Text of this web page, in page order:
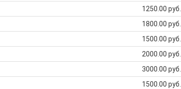
1250.00 руб.
1800.00 руб.
1500.00 руб.
2000.00 руб.
3000.00 руб.
1500.00 руб.